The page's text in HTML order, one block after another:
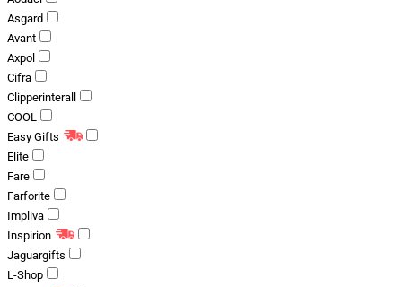
Asgard
Avant
Axpol
Cifra
Clipperinterall
COOL
Easy Gifts
Elite
Fare
Farforite
Impliva
Inspirion
Jaguargifts
L-Shop